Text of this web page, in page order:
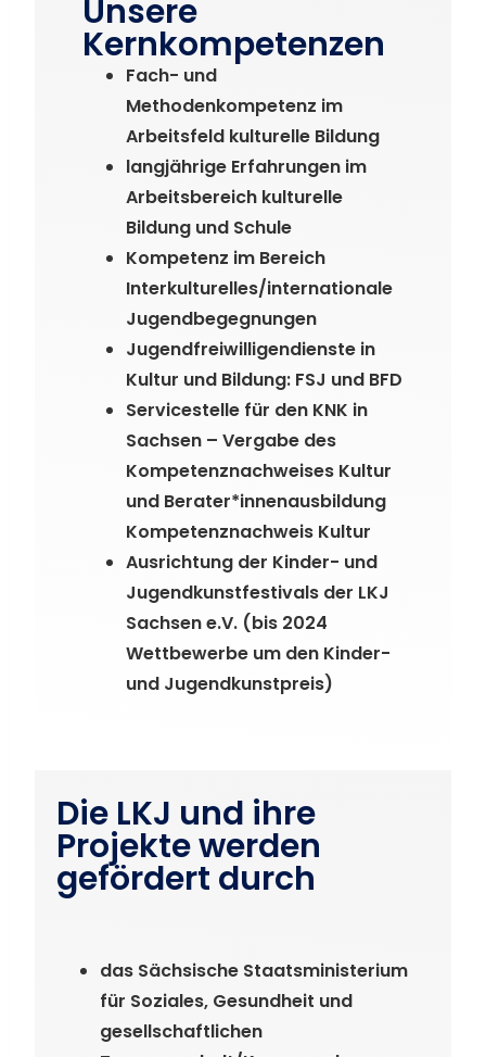
Unsere
Kernkompetenzen
Fach- und
Methodenkompetenz im
Arbeitsfeld kulturelle Bildung
langjährige Erfahrungen im
Arbeitsbereich kulturelle
Bildung und Schule
Kompetenz im Bereich
Interkulturelles/internationale
Jugendbegegnungen
Jugendfreiwilligendienste in
Kultur und Bildung: FSJ und BFD
Servicestelle für den KNK in
Sachsen – Vergabe des
Kompetenznachweises Kultur
und Berater*innenausbildung
Kompetenznachweis Kultur
Ausrichtung der Kinder- und
Jugendkunstfestivals der LKJ
Sachsen e.V. (bis 2024
Wettbewerbe um den Kinder-
und Jugendkunstpreis)
Die LKJ und ihre
Projekte werden
gefördert durch
das Sächsische Staatsministerium
für Soziales, Gesundheit und
gesellschaftlichen